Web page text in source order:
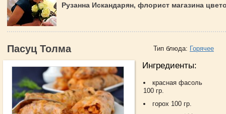
Рузанна Искандарян, флорист магазина
Тип блюда: Горячее
Пасуц Толма
Ингредиенты:
красная фасоль
100 гр.
горох 100 гр.